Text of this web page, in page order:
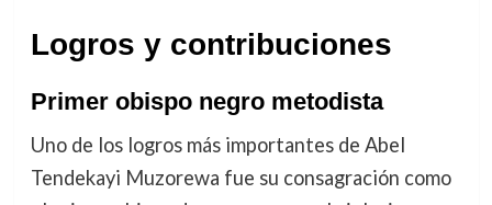
Logros y contribuciones
Primer obispo negro metodista
Uno de los logros más importantes de Abel
Tendekayi Muzorewa fue su consagración como